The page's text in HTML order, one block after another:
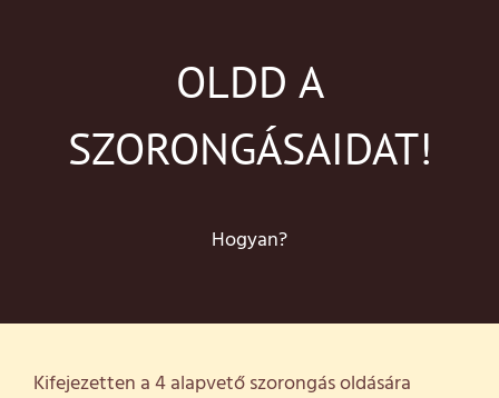
OLDD A
SZORONGÁSAIDAT!
Hogyan?
Kifejezetten a 4 alapvető szorongás oldására